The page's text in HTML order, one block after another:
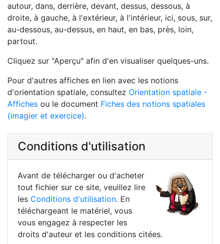
autour, dans, derrière, devant, dessus, dessous, à
droite, à gauche, à l'extérieur, à l'intérieur, ici, sous, sur,
au-dessous, au-dessus, en haut, en bas, près, loin,
partout.
Cliquez sur "Aperçu" afin d'en visualiser quelques-uns.
Pour d'autres affiches en lien avec les notions
d'orientation spatiale, consultez Orientation spatiale -
Affiches ou le document Fiches des notions spatiales
(imagier et exercice).
Conditions d'utilisation
Avant de télécharger ou d'acheter
tout fichier sur ce site, veuillez lire
les Conditions d'utilisation. En
téléchargeant le matériel, vous
vous engagez à respecter les
droits d'auteur et les conditions citées.